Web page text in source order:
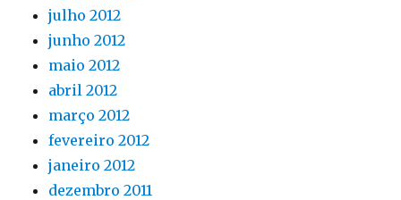
julho 2012
junho 2012
maio 2012
abril 2012
março 2012
fevereiro 2012
janeiro 2012
dezembro 2011